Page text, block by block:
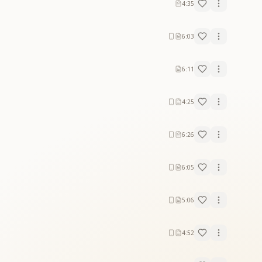
4:35
6:03
6:11
4:25
6:26
6:05
5:06
4:52